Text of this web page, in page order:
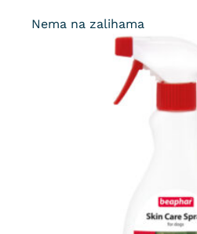
Nema na zalihama